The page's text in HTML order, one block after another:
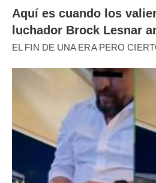
Aquí es cuando los
luchador Brock Lesnar
EL FIN DE UNA ERA PERO